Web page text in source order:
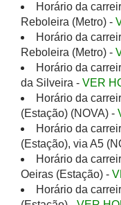
Horário da
Reboleira (Metro) -
Horário da
Reboleira (Metro) -
Horário da
da Silveira - VER
Horário da
(Estação) (NOVA) -
Horário da
(Estação), via A5
Horário da
Oeiras (Estação) -
Horário da